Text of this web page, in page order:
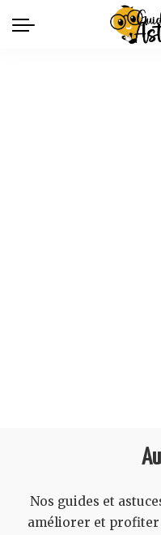
Nos guides et
améliorer et profiter